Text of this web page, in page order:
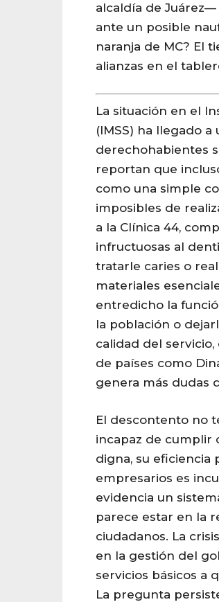
alcaldía de Juárez—
ante un posible
naranja de MC? El
alianzas en el
La situación en el
(IMSS) ha llegado
derechohabientes
reportan que
como una simple
imposibles de
a la Clínica 44,
infructuosas al
tratarle caries o
materiales
entredicho la
la población o
calidad del
de países como
genera más dudas
El descontento no
incapaz de cumplir
digna, su eficiencia
empresarios es
evidencia un
parece estar en la
ciudadanos. La
en la gestión del
servicios básicos a
La pregunta